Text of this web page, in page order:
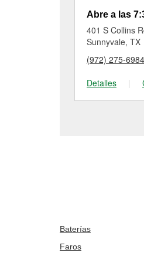
Abre a las
401 S Collins
Sunnyvale, TX
(972) 275-6984
Detalles
|
Baterías
Faros